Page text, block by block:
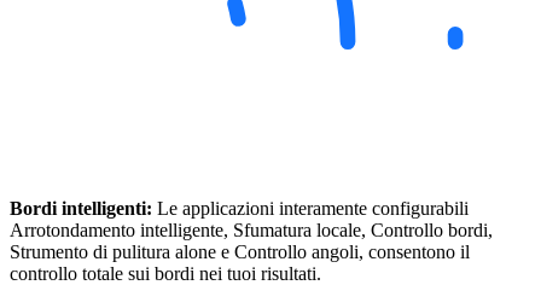
Bordi intelligenti: Le applicazioni interamente configurabili
Arrotondamento intelligente, Sfumatura locale, Controllo bordi,
Strumento di pulitura alone e Controllo angoli, consentono il
controllo totale sui bordi nei tuoi risultati.